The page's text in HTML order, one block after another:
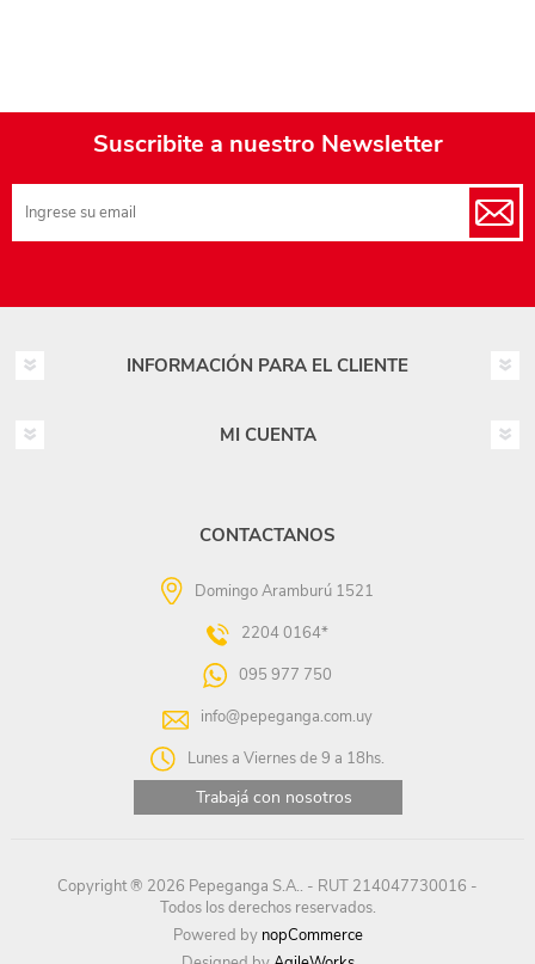
Suscribite a nuestro Newsletter
INFORMACIÓN PARA EL CLIENTE
MI CUENTA
CONTACTANOS
Domingo Aramburú 1521
2204 0164*
095 977 750
info@pepeganga.com.uy
Lunes a Viernes de 9 a 18hs.
Trabajá con nosotros
Copyright ® 2026 Pepeganga S.A.. - RUT 214047730016 -
Todos los derechos reservados.
Powered by nopCommerce